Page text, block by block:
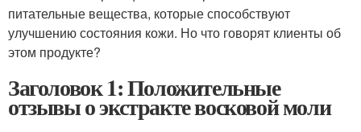
питательные вещества, которые способствуют
улучшению состояния кожи. Но что говорят клиенты об
этом продукте?
Заголовок 1: Положительные
отзывы о экстракте восковой моли